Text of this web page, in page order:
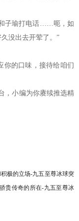
子瑜打电话……呃，如
没出去开荤了。”
你的口味，接待给咱们
，小编为你赓续推选精
极的立场-九五至尊冰球突
贵传奇的所在-九五至尊冰